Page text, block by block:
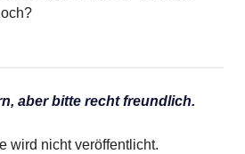
aber bitte recht freundlich.
wird nicht veröffentlicht.